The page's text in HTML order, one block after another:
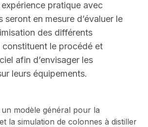
pratique avec
seront en mesure d’évaluer le
des différents
constituent le procédé et
afin d’envisager les
leurs équipements.
modèle général pour la
la simulation de colonnes à distiller